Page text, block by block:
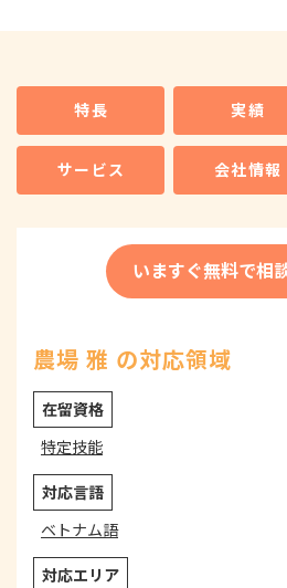
特長 実績
サービス 会社情報
いますぐ無料で相
農場 雅 の対応領域
在留資格
特定技能
対応言語
ベトナム語
対応エリア